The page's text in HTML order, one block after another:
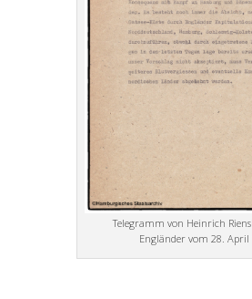
Telegramm von Heinrich
Engländer vom 28. April